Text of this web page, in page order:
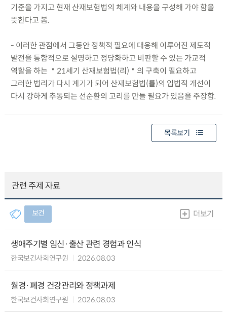
기준을 가지고 현재 산재보험법의 체계와 내용을 구성해 가야 함을
뜻한다고 봄.
- 이러한 관점에서 그동안 정책적 필요에 대응해 이루어진 제도적
발전을 통합적으로 설명하고 정당화하고 비판할 수 있는 가교적
역할을 하는 ＂21세기 산재보험법(리)＂의 구축이 필요하고
그러한 법리가 다시 계기가 되어 산재보험법(률)의 입법적 개선이
다시 강하게 추동되는 선순환의 고리를 만들 필요가 있음을 주장함.
목록보기
관련 주제 자료
보건 더보기
생애주기별 임신·출산 관련 경험과 인식
한국보건사회연구원 2026.08.03
월경·폐경 건강관리와 정책과제
한국보건사회연구원 2026.08.03